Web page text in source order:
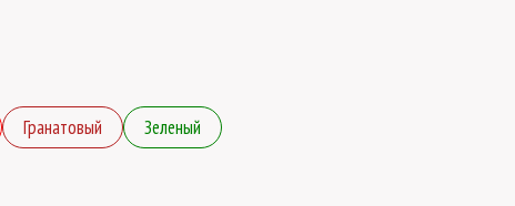
Гранатовый
Зеленый